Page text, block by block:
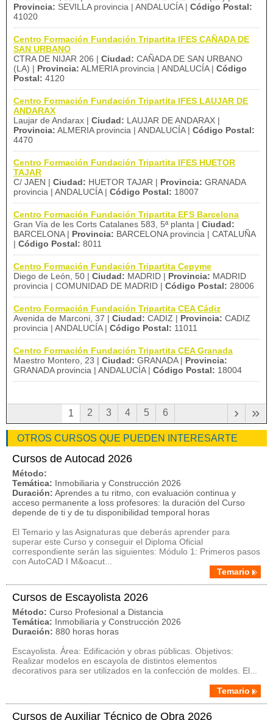
Provincia: SEVILLA provincia | ANDALUCÍA | Código Postal:
41020
Centro Formación Fundación Tripartita IFES CAÑADA DE
SAN URBANO
CTRA DE NIJAR 206 | Ciudad: CAÑADA DE SAN URBANO
(LA) | Provincia: ALMERIA provincia | ANDALUCÍA | Código
Postal: 4120
Centro Formación Fundación Tripartita IFES LAUJAR DE
ANDARAX
Laujar de Andarax | Ciudad: LAUJAR DE ANDARAX |
Provincia: ALMERIA provincia | ANDALUCÍA | Código Postal:
4470
Centro Formación Fundación Tripartita IFES HUETOR
TAJAR
C/ JAEN | Ciudad: HUETOR TAJAR | Provincia: GRANADA
provincia | ANDALUCÍA | Código Postal: 18007
Centro Formación Fundación Tripartita EFS Barcelona
Gran Vía de les Corts Catalanes 583, 5ª planta | Ciudad:
BARCELONA | Provincia: BARCELONA provincia | CATALUÑA
| Código Postal: 8011
Centro Formación Fundación Tripartita Cepyme
Diego de León, 50 | Ciudad: MADRID | Provincia: MADRID
provincia | COMUNIDAD DE MADRID | Código Postal: 28006
Centro Formación Fundación Tripartita CEA Cádiz
Avenida de Marconi, 37 | Ciudad: CADIZ | Provincia: CADIZ
provincia | ANDALUCÍA | Código Postal: 11011
Centro Formación Fundación Tripartita CEA Granada
Maestro Montero, 23 | Ciudad: GRANADA | Provincia:
GRANADA provincia | ANDALUCÍA | Código Postal: 18004
1 2 3 4 5 6 »
›
OTROS CURSOS QUE PUEDEN INTERESARTE
Cursos de Autocad 2026
Método:
Temática: Inmobiliaria y Construcción 2026
Duración: Aprendes a tu ritmo, con evaluación continua y
acceso permanente a loss profesores: la duración del Curso
depende de ti y de tu disponibilidad temporal horas
El Temario y las Asignaturas que deberás aprender para
superar este Curso y conseguir el Diploma Oficial
correspondiente serán las siguientes: Módulo 1: Primeros pasos
con AutoCAD I M&oacut...
Temario
Cursos de Escayolista 2026
Método: Curso Profesional a Distancia
Temática: Inmobiliaria y Construcción 2026
Duración: 880 horas horas
Escayolista. Área: Edificación y obras públicas. Objetivos:
Realizar modelos en escayola de distintos elementos
decorativos para ser utilizados en la confección de moldes. El...
Temario
Cursos de Auxiliar Técnico de Obra 2026